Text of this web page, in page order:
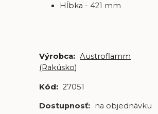
Hĺbka - 421 mm
Výrobca: Austroflamm
(Rakúsko)
Kód: 27051
Dostupnosť: na objednávku